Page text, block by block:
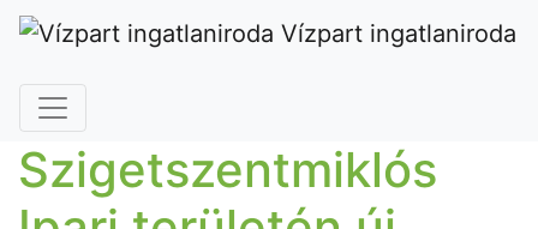
Vízpart ingatlaniroda
Szigetszentmiklós